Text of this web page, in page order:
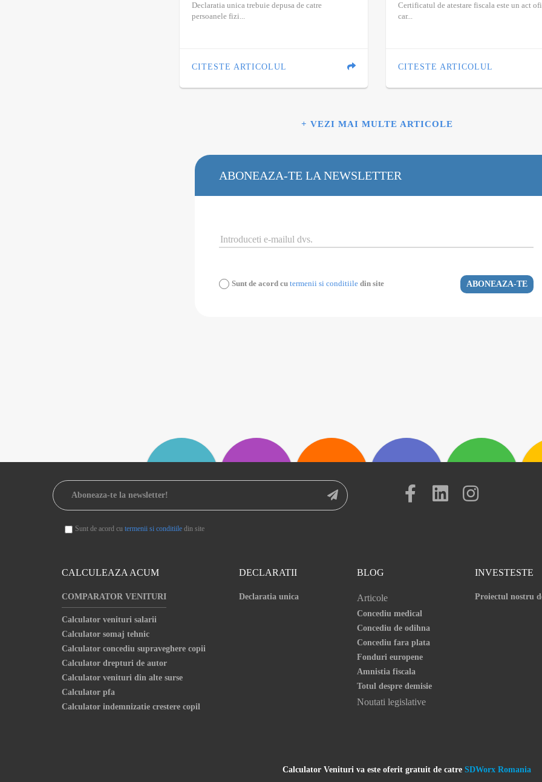
Declaratia unica trebuie depusa de catre
persoanele fizi...
CITESTE ARTICOLUL
Certificatul de atestare fiscala este un act
car...
CITESTE ARTICOLUL
+ VEZI MAI MULTE ARTICOLE
ABONEAZA-TE LA NEWSLETTER
Sunt de acord cu termenii si conditiile din site ABONEAZA-TE
Sunt de acord cu termenii si conditiile din site
CALCULEAZA ACUM
COMPARATOR VENITURI
Calculator venituri salarii
Calculator somaj tehnic
Calculator concediu supraveghere copii
Calculator drepturi de autor
Calculator venituri din alte surse
Calculator pfa
Calculator indemnizatie crestere copil
DECLARATII
Declaratia unica
BLOG
Articole
Concediu medical
Concediu de odihna
Concediu fara plata
Fonduri europene
Amnistia fiscala
Totul despre demisie
Noutati legislative
INVESTESTE
Proiectul nostru
Calculator Venituri va este oferit gratuit de catre SDWorx Romania